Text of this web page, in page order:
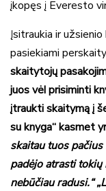
įkopęs į Everesto
Įsitraukia ir
pasiekiami
skaitytojų
juos vėl prisiminti
įtraukti skaitymą į
su knyga“ kasmet
skaitau tuos pačius
padėjo atrasti
nebūčiau radusi.“